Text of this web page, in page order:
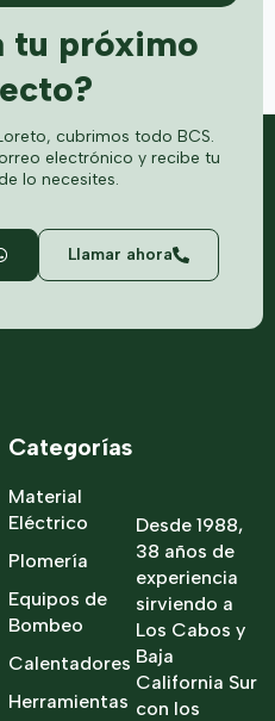
tu próximo
cubrimos todo BCS.
electrónico y recibe tu
lo necesites.
Llamar ahora
Desde 1988,
38 años de
experiencia
sirviendo a
Los Cabos y
Baja
California Sur
con los
Categorías
Material
Eléctrico
Plomería
Equipos de
Bombeo
Calentadores
Herramientas